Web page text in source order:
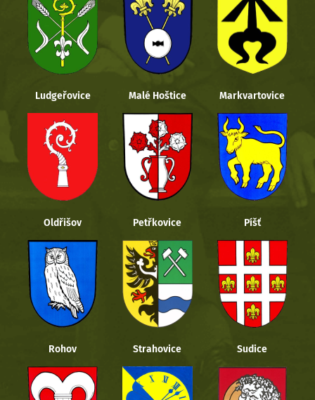
Ludgeřovice Malé Hoštice Markvartovice
Oldřišov Petřkovice Píšť
Rohov Strahovice Sudice